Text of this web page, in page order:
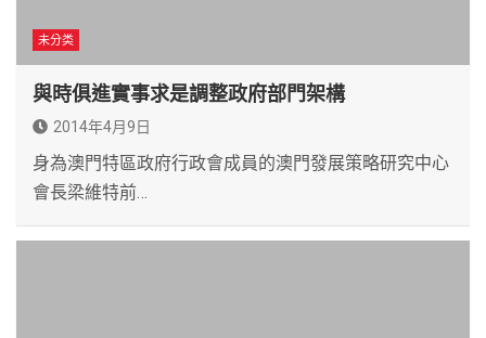
未分类
與時俱進實事求是調整政府部門架構
2014年4月9日
身為澳門特區政府行政會成員的澳門發展策略研究中心
會長梁維特前…